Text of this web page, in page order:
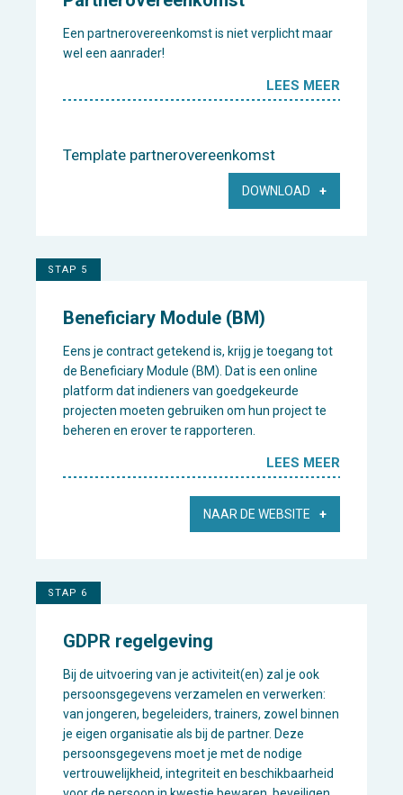
Een partnerovereenkomst is niet verplicht maar
wel een aanrader!
LEES MEER
Template partnerovereenkomst
DOWNLOAD
STAP 5
Beneficiary Module (BM)
Eens je contract getekend is, krijg je toegang tot
de Beneficiary Module (BM). Dat is een online
platform dat indieners van goedgekeurde
projecten moeten gebruiken om hun project te
beheren en erover te rapporteren.
LEES MEER
NAAR DE WEBSITE
STAP 6
GDPR regelgeving
Bij de uitvoering van je activiteit(en) zal je ook
persoonsgegevens verzamelen en verwerken:
van jongeren, begeleiders, trainers, zowel binnen
je eigen organisatie als bij de partner. Deze
persoonsgegevens moet je met de nodige
vertrouwelijkheid, integriteit en beschikbaarheid